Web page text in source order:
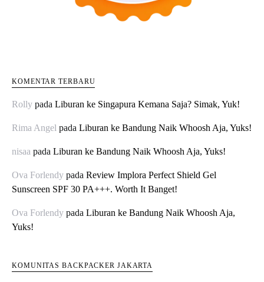
KOMENTAR TERBARU
Rolly pada Liburan ke Singapura Kemana Saja? Simak, Yuk!
Rima Angel pada Liburan ke Bandung Naik Whoosh Aja, Yuks!
nisaa pada Liburan ke Bandung Naik Whoosh Aja, Yuks!
Ova Forlendy pada Review Implora Perfect Shield Gel
Sunscreen SPF 30 PA+++. Worth It Banget!
Ova Forlendy pada Liburan ke Bandung Naik Whoosh Aja,
Yuks!
KOMUNITAS BACKPACKER JAKARTA